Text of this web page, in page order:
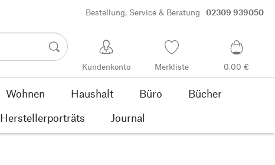
Bestellung, Service & Beratung 02309 939050
Kundenkonto Merkliste 0,00 €
Wohnen Haushalt Büro
Bücher
Herstellerporträts Journal